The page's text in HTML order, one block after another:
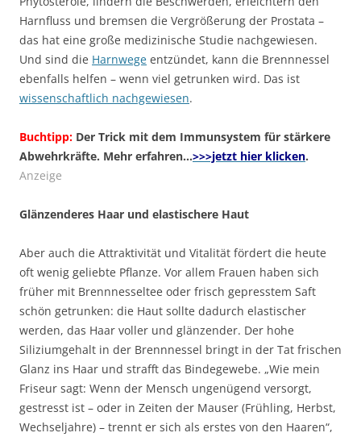
Harnfluss und bremsen die Vergrößerung der Prostata –
das hat eine große medizinische Studie nachgewiesen.
Und sind die Harnwege entzündet, kann die Brennnessel
ebenfalls helfen – wenn viel getrunken wird. Das ist
wissenschaftlich nachgewiesen.
Buchtipp: Der Trick mit dem Immunsystem für stärkere
Abwehrkräfte. Mehr erfahren…>>>jetzt hier klicken.
Anzeige
Glänzenderes Haar und elastischere Haut
Aber auch die Attraktivität und Vitalität fördert die heute
oft wenig geliebte Pflanze. Vor allem Frauen haben sich
früher mit Brennnesseltee oder frisch gepresstem Saft
schön getrunken: die Haut sollte dadurch elastischer
werden, das Haar voller und glänzender. Der hohe
Siliziumgehalt in der Brennnessel bringt in der Tat frischen
Glanz ins Haar und strafft das Bindegewebe. „Wie mein
Friseur sagt: Wenn der Mensch ungenügend versorgt,
gestresst ist – oder in Zeiten der Mauser (Frühling, Herbst,
Wechseljahre) – trennt er sich als erstes von den Haaren“,